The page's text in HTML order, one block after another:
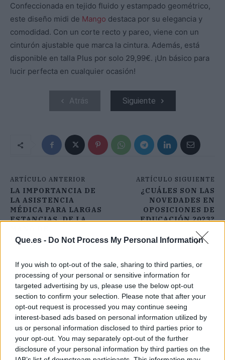
Que.es - Do Not Process My Personal Information
If you wish to opt-out of the sale, sharing to third parties, or
processing of your personal or sensitive information for
targeted advertising by us, please use the below opt-out
section to confirm your selection. Please note that after your
opt-out request is processed you may continue seeing
interest-based ads based on personal information utilized by
us or personal information disclosed to third parties prior to
your opt-out. You may separately opt-out of the further
disclosure of your personal information by third parties on the
Confeccionada en tejido fluido y estampado geométrico,
este diseño midi de Mango destaca por su elegancia y
comodidad. Con un corte recto y pareo, viene con un
cinturón ajustable que marca la cintura. Además, está
disponible en talla Plus por solo 29,99€. ¡Un básico para
lucir perfecta en cualquier ocasión!
Atrás Siguiente
ARTÍCULO ANTERIOR
LA IMPORTANCIA DE
LA ASISTENCIA
MÉDICA PARA LARGAS
ESTANCIAS, DE LA
COVERONTRIP
ARTÍCULO SIGUIENTE
¿CUÁLES SON LAS
NOVEDADES EN
OPOSICIONES DE
EDUCACIÓN 2023?